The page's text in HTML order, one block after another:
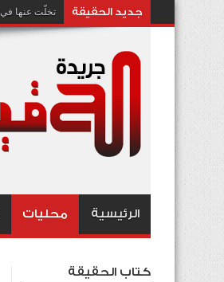
جديد الحقيقة تخلّت عنها في 2021.. ميتا تعيد إحياء تقنية تثير الجدل بشأن انتهاك الخصوصية
الرئيسية محليات
كتاب الحقيقة